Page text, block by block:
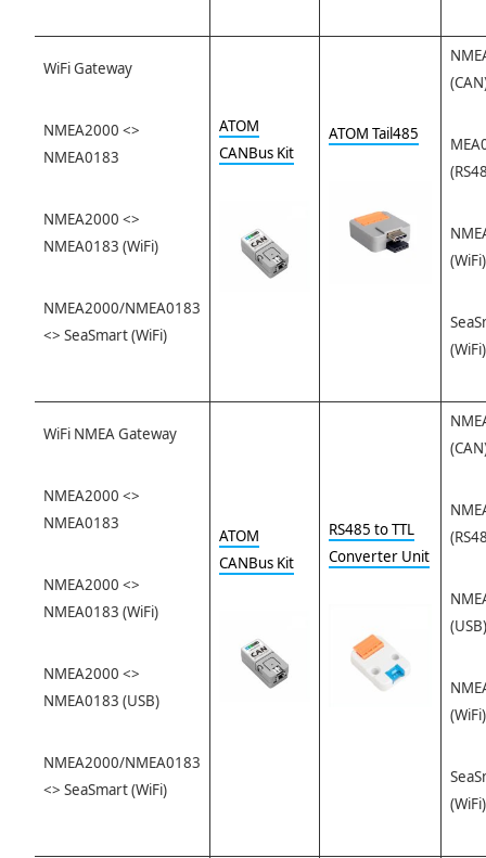
WiFi Gateway
NMEA2000 <>
NMEA0183
NMEA2000 <>
NMEA0183 (WiFi)
NMEA2000/NMEA0183
<> SeaSmart (WiFi)
ATOM
CANBus Kit
ATOM Tail485
(WiFi)
(WiFi)
WiFi NMEA Gateway
NMEA2000 <>
NMEA0183
NMEA2000 <>
NMEA0183 (WiFi)
NMEA2000 <>
NMEA0183 (USB)
NMEA2000/NMEA0183
<> SeaSmart (WiFi)
ATOM
CANBus Kit
RS485 to TTL
Converter Unit
(USB)
(WiFi)
(WiFi)